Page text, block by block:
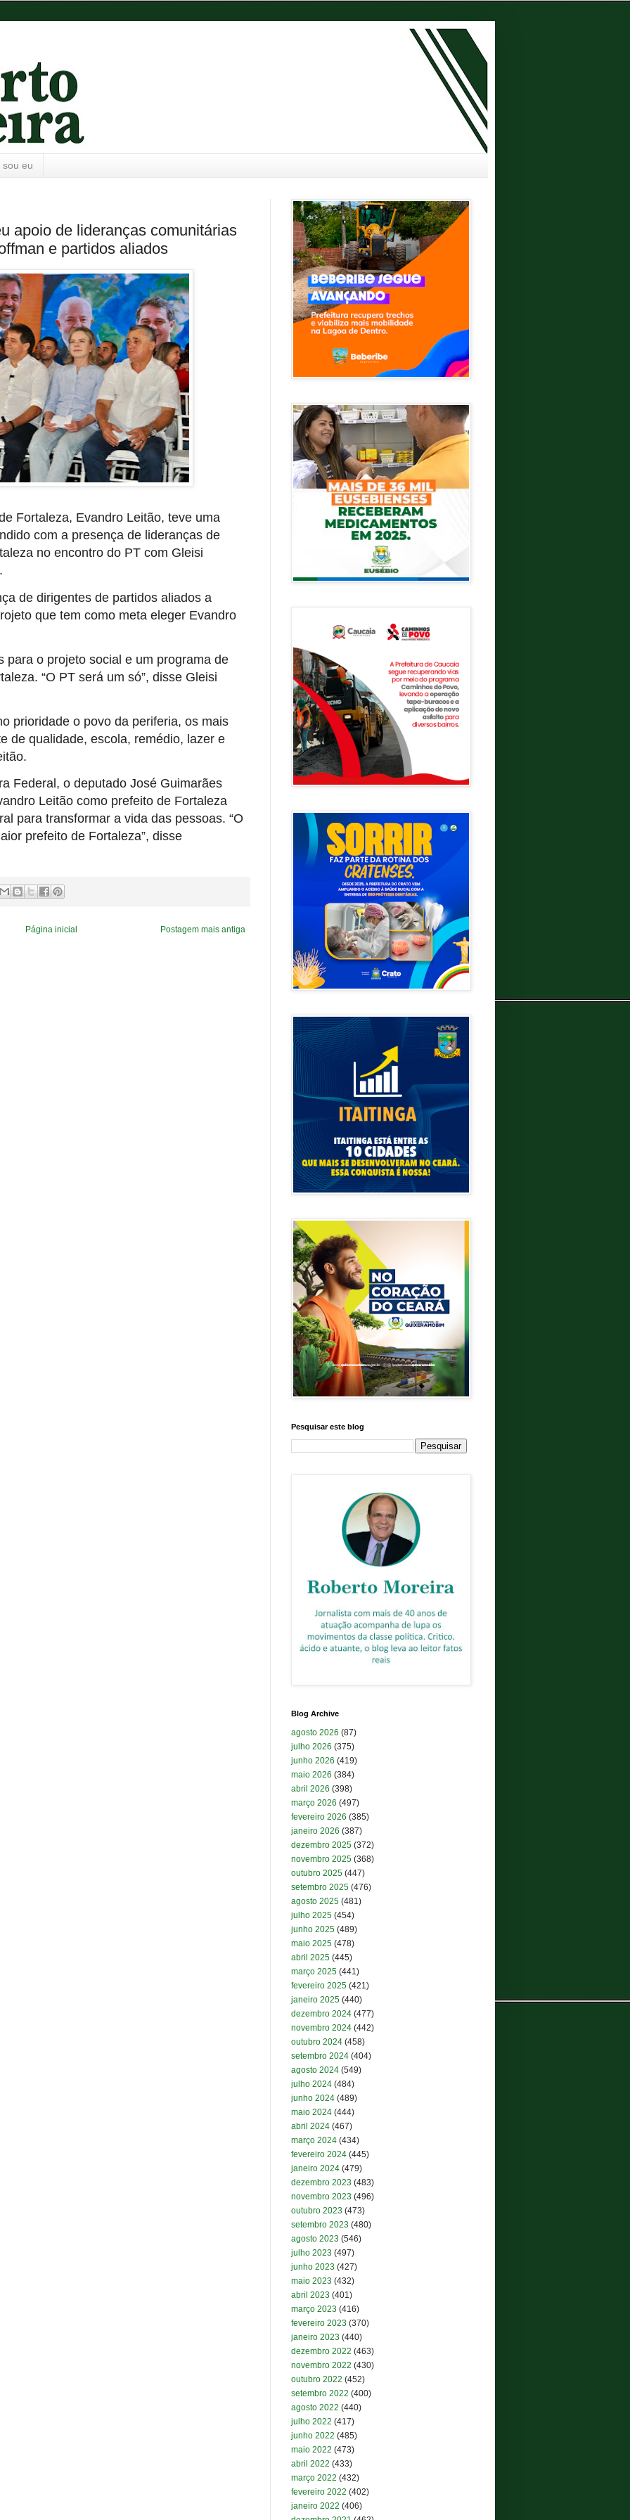
sou eu
apoio de lideranças comunitárias
e partidos aliados
Fortaleza, Evandro Leitão, teve uma
com a presença de lideranças de
no encontro do PT com Gleisi
de dirigentes de partidos aliados a
que tem como meta eleger Evandro
para o projeto social e um programa de
“O PT será um só”, disse Gleisi
prioridade o povo da periferia, os mais
de qualidade, escola, remédio, lazer e
Federal, o deputado José Guimarães
Leitão como prefeito de Fortaleza
para transformar a vida das pessoas. “O
prefeito de Fortaleza”, disse
Postagem mais antiga
Página inicial
Pesquisar este blog
Blog Archive
agosto 2026 (87)
julho 2026 (375)
junho 2026 (419)
maio 2026 (384)
abril 2026 (398)
março 2026 (497)
fevereiro 2026 (385)
janeiro 2026 (387)
dezembro 2025 (372)
novembro 2025 (368)
outubro 2025 (447)
setembro 2025 (476)
agosto 2025 (481)
julho 2025 (454)
junho 2025 (489)
maio 2025 (478)
abril 2025 (445)
março 2025 (441)
fevereiro 2025 (421)
janeiro 2025 (440)
dezembro 2024 (477)
novembro 2024 (442)
outubro 2024 (458)
setembro 2024 (404)
agosto 2024 (549)
julho 2024 (484)
junho 2024 (489)
maio 2024 (444)
abril 2024 (467)
março 2024 (434)
fevereiro 2024 (445)
janeiro 2024 (479)
dezembro 2023 (483)
novembro 2023 (496)
outubro 2023 (473)
setembro 2023 (480)
agosto 2023 (546)
julho 2023 (497)
junho 2023 (427)
maio 2023 (432)
abril 2023 (401)
março 2023 (416)
fevereiro 2023 (370)
janeiro 2023 (440)
dezembro 2022 (463)
novembro 2022 (430)
outubro 2022 (452)
setembro 2022 (400)
agosto 2022 (440)
julho 2022 (417)
junho 2022 (485)
maio 2022 (473)
abril 2022 (433)
março 2022 (432)
fevereiro 2022 (402)
janeiro 2022 (406)